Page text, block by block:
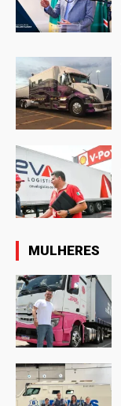
MULHERES